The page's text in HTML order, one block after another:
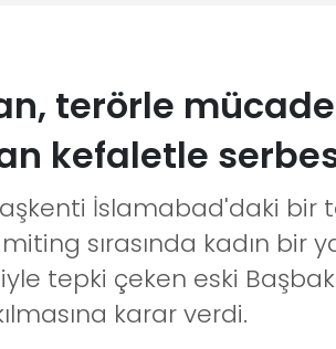
terörle
kefaletle
İslamabad'daki bir
sırasında kadın bir
tepki çeken eski
karar verdi.